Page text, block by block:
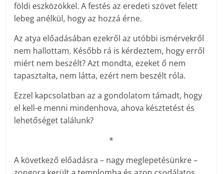
földi eszközökkel. A festés az eredeti szövet felett
lebeg anélkül, hogy az hozzá érne.
Az atya előadásában ezekről az utóbbi ismérvekről
nem hallottam. Később rá is kérdeztem, hogy erről
miért nem beszélt? Azt mondta, ezeket ő nem
tapasztalta, nem látta, ezért nem beszélt róla.
Ezzel kapcsolatban az a gondolatom támadt, hogy
el kell-e menni mindenhova, ahova késztetést és
lehetőséget találunk?
*
A következő előadásra – nagy meglepetésünkre –